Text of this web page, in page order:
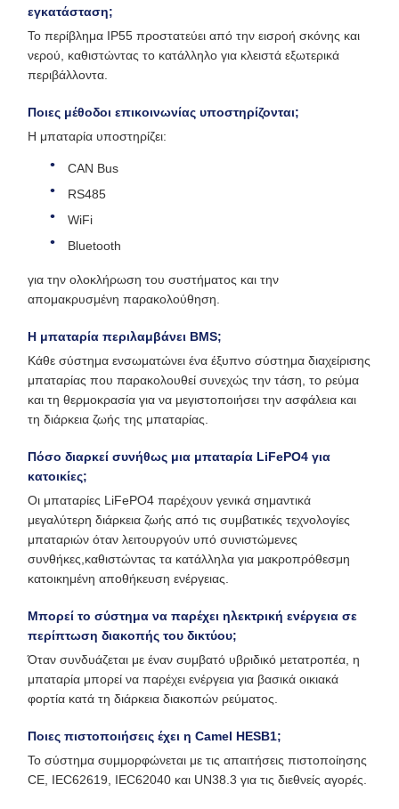
εγκατάσταση;
Το περίβλημα IP55 προστατεύει από την εισροή σκόνης και
νερού, καθιστώντας το κατάλληλο για κλειστά εξωτερικά
περιβάλλοντα.
Ποιες μέθοδοι επικοινωνίας υποστηρίζονται;
Η μπαταρία υποστηρίζει:
CAN Bus
RS485
WiFi
Bluetooth
για την ολοκλήρωση του συστήματος και την
απομακρυσμένη παρακολούθηση.
Η μπαταρία περιλαμβάνει BMS;
Κάθε σύστημα ενσωματώνει ένα έξυπνο σύστημα διαχείρισης
μπαταρίας που παρακολουθεί συνεχώς την τάση, το ρεύμα
και τη θερμοκρασία για να μεγιστοποιήσει την ασφάλεια και
τη διάρκεια ζωής της μπαταρίας.
Πόσο διαρκεί συνήθως μια μπαταρία LiFePO4 για
κατοικίες;
Οι μπαταρίες LiFePO4 παρέχουν γενικά σημαντικά
μεγαλύτερη διάρκεια ζωής από τις συμβατικές τεχνολογίες
μπαταριών όταν λειτουργούν υπό συνιστώμενες
συνθήκες,καθιστώντας τα κατάλληλα για μακροπρόθεσμη
κατοικημένη αποθήκευση ενέργειας.
Μπορεί το σύστημα να παρέχει ηλεκτρική ενέργεια σε
περίπτωση διακοπής του δικτύου;
Όταν συνδυάζεται με έναν συμβατό υβριδικό μετατροπέα, η
μπαταρία μπορεί να παρέχει ενέργεια για βασικά οικιακά
φορτία κατά τη διάρκεια διακοπών ρεύματος.
Ποιες πιστοποιήσεις έχει η Camel HESB1;
Το σύστημα συμμορφώνεται με τις απαιτήσεις πιστοποίησης
CE, IEC62619, IEC62040 και UN38.3 για τις διεθνείς αγορές.